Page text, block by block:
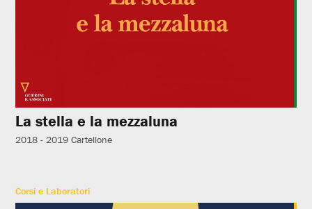
La stella e la mezzaluna
2018 - 2019 Cartellone
Corsi e Laboratori